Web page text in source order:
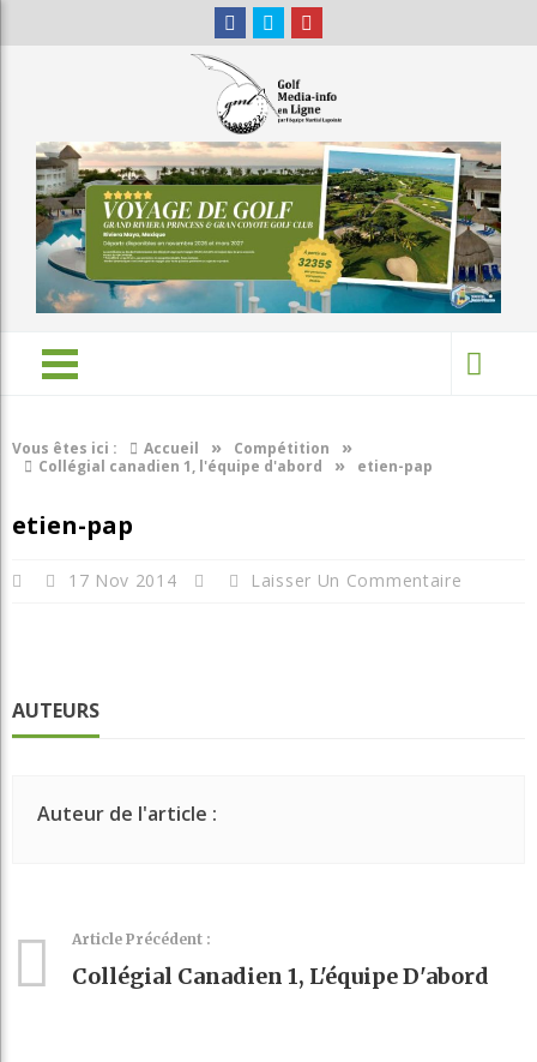
Vous êtes ici : Accueil » Compétition »
Collégial canadien 1, l'équipe d'abord » etien-pap
etien-pap
17 Nov 2014 Laisser Un Commentaire
AUTEURS
Auteur de l'article :
Article Précédent :
Collégial Canadien 1, L'équipe D'abord